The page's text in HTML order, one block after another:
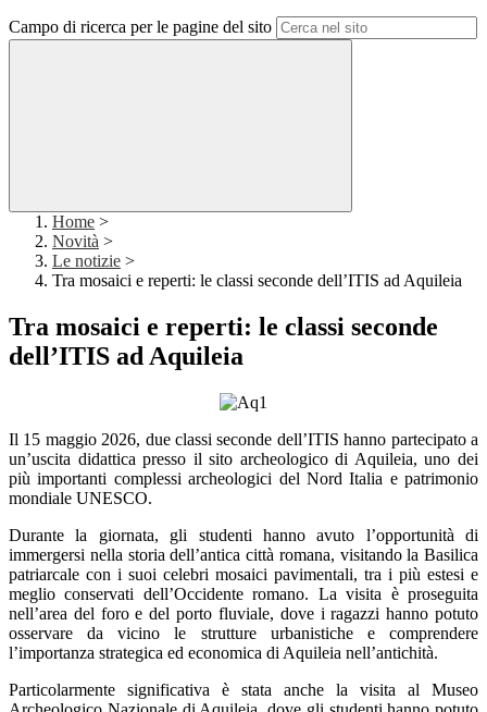
Campo di ricerca per le pagine del sito
Home >
Novità >
Le notizie >
Tra mosaici e reperti: le classi seconde dell’ITIS ad Aquileia
Tra mosaici e reperti: le classi seconde
dell’ITIS ad Aquileia
Il 15 maggio 2026, due classi seconde dell’ITIS hanno partecipato a
un’uscita didattica presso il sito archeologico di Aquileia, uno dei
più importanti complessi archeologici del Nord Italia e patrimonio
mondiale UNESCO.
Durante la giornata, gli studenti hanno avuto l’opportunità di
immergersi nella storia dell’antica città romana, visitando la Basilica
patriarcale con i suoi celebri mosaici pavimentali, tra i più estesi e
meglio conservati dell’Occidente romano. La visita è proseguita
nell’area del foro e del porto fluviale, dove i ragazzi hanno potuto
osservare da vicino le strutture urbanistiche e comprendere
l’importanza strategica ed economica di Aquileia nell’antichità.
Particolarmente significativa è stata anche la visita al Museo